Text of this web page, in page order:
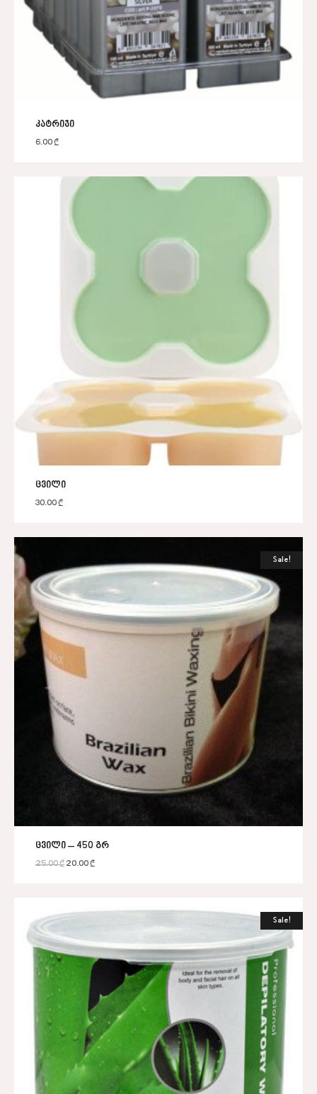
კატრიჯი
6.00₾
ცვილი
30.00₾
Sale!
ცვილი – 450 გრ
25.00₾ 20.00₾
Sale!